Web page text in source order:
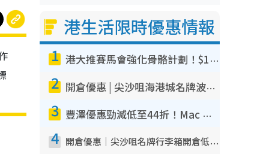
港生活限時優惠情報
1 港大推賽馬會強化骨骼計劃！$100骨質密度X光檢查 完成免費運動訓練送超市禮券！附參加資格
2 開倉優惠 | 尖沙咀海港城名牌波鞋開倉低至1折！On鞋$899起／Joy&Peace鞋履$98起
3 豐澤優惠勁減低至44折！Mac mini/iPhone17Pro大減價！廚房家電$220起
4 開倉優惠｜尖沙咀名牌行李箱開倉低至4折！一連5日 American Tourister/ace./Hallmark $200起！